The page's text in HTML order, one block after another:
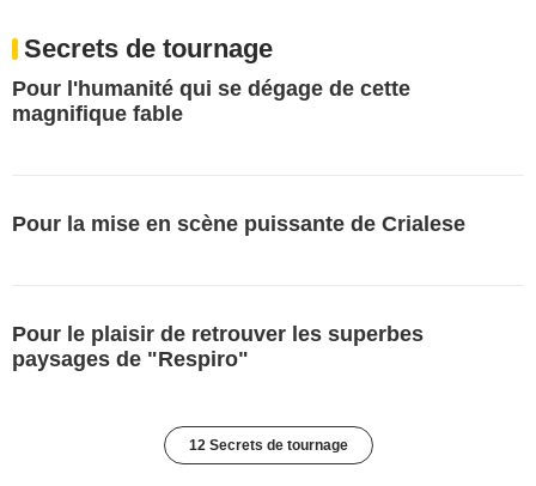
Secrets de tournage
Pour l'humanité qui se dégage de cette
magnifique fable
Pour la mise en scène puissante de Crialese
Pour le plaisir de retrouver les superbes
paysages de "Respiro"
12 Secrets de tournage